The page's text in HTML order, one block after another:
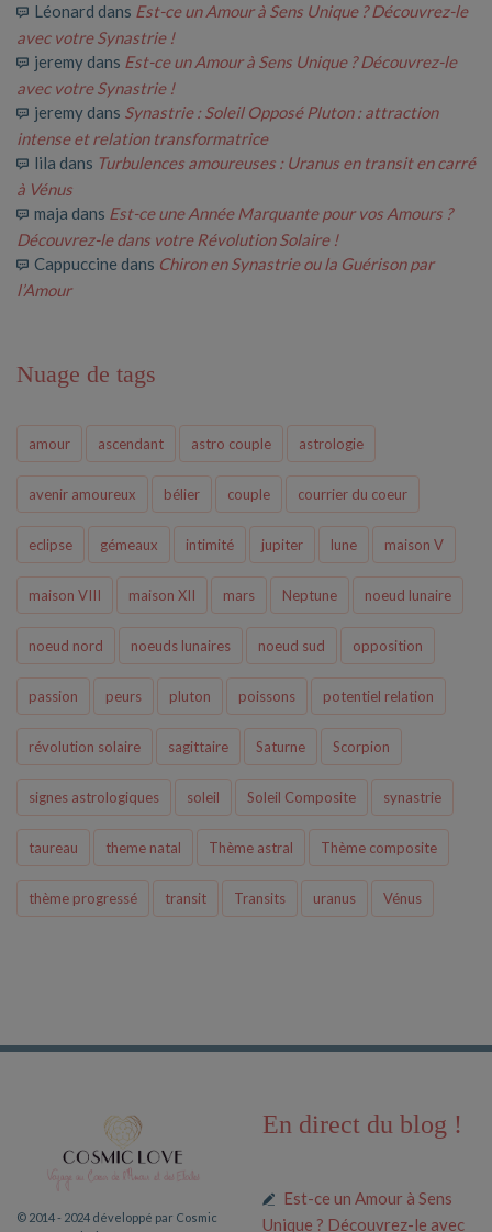
Léonard dans Est-ce un Amour à Sens Unique ? Découvrez-le
avec votre Synastrie !
jeremy dans Est-ce un Amour à Sens Unique ? Découvrez-le
avec votre Synastrie !
jeremy dans Synastrie : Soleil Opposé Pluton : attraction
intense et relation transformatrice
lila dans Turbulences amoureuses : Uranus en transit en carré
à Vénus
maja dans Est-ce une Année Marquante pour vos Amours ?
Découvrez-le dans votre Révolution Solaire !
Cappuccine dans Chiron en Synastrie ou la Guérison par
l’Amour
Nuage de tags
amour ascendant astro couple astrologie
avenir amoureux bélier couple courrier du coeur
eclipse gémeaux intimité jupiter lune maison V
maison VIII maison XII mars Neptune noeud lunaire
noeud nord noeuds lunaires noeud sud opposition
passion peurs pluton poissons potentiel relation
révolution solaire sagittaire Saturne Scorpion
signes astrologiques soleil Soleil Composite synastrie
taureau theme natal Thème astral Thème composite
thème progressé transit Transits uranus Vénus
© 2014 - 2024 développé par Cosmic
En direct du blog !
Est-ce un Amour à Sens
Unique ? Découvrez-le avec